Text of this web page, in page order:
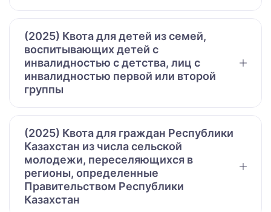
(2025) Квота для детей из семей,
воспитывающих детей с
инвалидностью с детства, лиц с
инвалидностью первой или второй
группы
(2025) Квота для граждан Республики
Казахстан из числа сельской
молодежи, переселяющихся в
регионы, определенные
Правительством Республики
Казахстан